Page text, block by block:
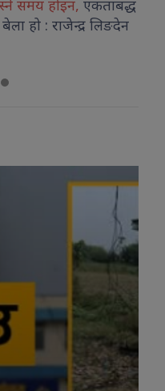
अनावश्यक ग्यास भण्डारण
गरे कानुनी कारबाही : मोरङ